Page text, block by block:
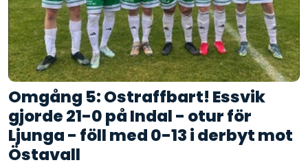
Omgång 5: Ostraffbart! Essvik
gjorde 21-0 på Indal - otur för
Ljunga - föll med 0-13 i derbyt mot
Östavall